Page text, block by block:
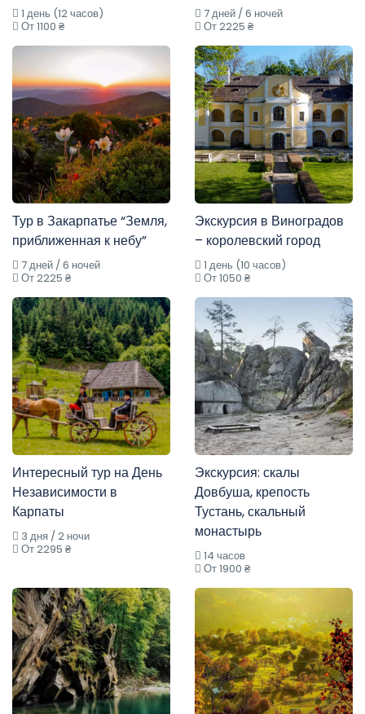
1 день (12 часов)
От 1100 ₴
7 дней / 6 ночей
От 2225 ₴
Тур в Закарпатье “Земля,
приближенная к небу”
7 дней / 6 ночей
От 2225 ₴
Экскурсия в Виноградов
– королевский город
1 день (10 часов)
От 1050 ₴
Интересный тур на День
Независимости в
Карпаты
3 дня / 2 ночи
От 2295 ₴
Экскурсия: скалы
Довбуша, крепость
Тустань, скальный
монастырь
14 часов
От 1900 ₴